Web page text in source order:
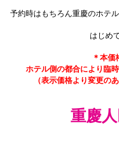
予約時はもちろん重慶のホテ
はじめ
＊本
ホテル側の都合により臨
（表示価格より変更の
重慶